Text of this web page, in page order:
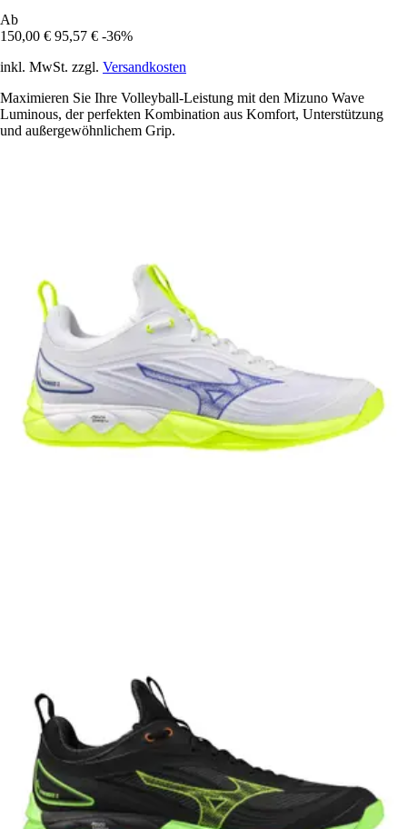
Ab
150,00 € 95,57 € -36%
inkl. MwSt. zzgl. Versandkosten
Maximieren Sie Ihre Volleyball-Leistung mit den Mizuno Wave
Luminous, der perfekten Kombination aus Komfort, Unterstützung
und außergewöhnlichem Grip.